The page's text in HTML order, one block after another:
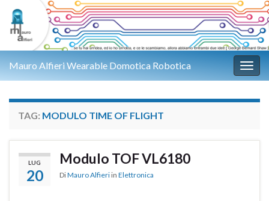
Mauro Alfieri Wearable Domotica Robotica
TAG: MODULO TIME OF FLIGHT
LUG
20
Modulo TOF VL6180
DiMauro Alfieri in Elettronica